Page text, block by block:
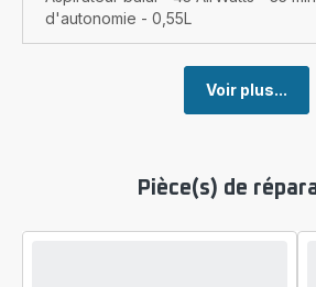
d'autonomie - 0,55L
Voir plus...
Pièce(s) de